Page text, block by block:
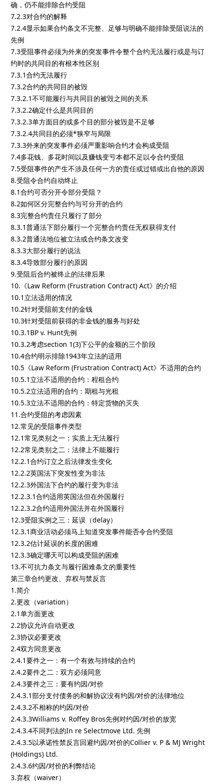
确，仍不能排除合约受阻
7.2.3对合约的解释
7.2.4显示如果合约条文不完整、足够与明确不能排除受阻说法的
先例
7.3受阻事件必须为外来的突发事件令整个合约无法履行或是与订
约时的共同目的有根本性区别
7.3.1合约无法履行
7.3.2合约的共同目的被毁
7.3.2.1不可能履行与共同目的被毁之间的关系
7.3.2.2确定什么是共同目的
7.3.2.3单方面目的或多个目的部分被毁是不足够
7.3.2.4共同目的必须*狭窄与局限
7.3.3外来的突发事件必须严重影响合约才会构成受阻
7.4多花钱、多花时间以及赚钱变亏本都不足以令合约受阻
7.5受阻事件的产生不涉及任何一方的责任或过错或出自他的原因
8.受阻令合约自动终止
8.1合约可否分开令部分受阻？
8.2如何区分完整合约与可分开的合约
8.3完整合约责任只履行了部分
8.3.1普通法下部分履行一个完整合约责任无权获得支付
8.3.2普通法地位被立法或合约条文改变
8.3.3大部分履行的说法
8.3.4导致部分履行的原因
9.受阻后合约被终止的法律后果
10.《Law Reform (Frustration Contract) Act》的介绍
10.1立法适用的情况
10.2针对受阻前支付的金钱
10.3针对受阻前获得的非金钱的服务与好处
10.3.1BP v. Hunt先例
10.3.2考虑section 1(3)下公平的金额的三个阶段
10.4合约明示排除1943年立法的适用
10.5《Law Reform (Frustration Contract) Act》不适用的合约
10.5.1立法不适用的合约：程租合约
10.5.2立法适用的合约：期租与光租
10.5.3立法不适用的合约：特定货物的灭失
11.合约受阻的考虑因素
12.常见的受阻事件类型
12.1常见类别之一：实质上无法履行
12.2常见类别之二：法律上不能履行
12.2.1合约订立之后法律发生变化
12.2.2英国法下突发性变为非法
12.2.3外国法下合约的履行变为非法
12.2.3.1合约适用英国法但在外国履行
12.2.3.2合约适用外国法并在外国履行
12.3受阻实例之三：延误（delay）
12.3.1商业活动必须马上知道突发事件能否令合约受阻
12.3.2估计延误的长度的困难
12.3.3确定哪天可以构成受阻的困难
13.不可抗力条文与履行困难条文的重要性
第三章合约更改、弃权与禁反言
1.简介
2.更改（variation）
2.1单方面更改
2.2协议允许自动更改
2.3协议必要更改
2.4双方同意更改
2.4.1要件之一：有一个有效与持续的合约
2.4.2要件之二：双方必须同意
2.4.3要件之三：要有约因/对价
2.4.3.1部分支付债务的和解协议没有约因/对价的法律地位
2.4.3.2不相称的约因/对价
2.4.3.3Williams v. Roffey Bros先例对约因/对价的放宽
2.4.3.4不同判法的In re Selectmove Ltd. 先例
2.4.3.5以承诺性禁反言回避约因/对价的Collier v. P & MJ Wright
(Holdings) Ltd.
2.4.3.6约因/对价的利弊结论
3.弃权（waiver）